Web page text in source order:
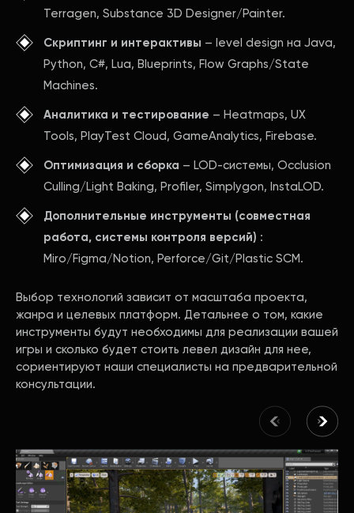
Terragen, Substance 3D Designer/Painter.
Скриптинг и интерактивы – level design на Java,
Python, C#, Lua, Blueprints, Flow Graphs/State
Machines.
Аналитика и тестирование – Heatmaps, UX
Tools, PlayTest Cloud, GameAnalytics, Firebase.
Оптимизация и сборка – LOD-системы, Occlusion
Culling/Light Baking, Profiler, Simplygon, InstaLOD.
Дополнительные инструменты (совместная
работа, системы контроля версий) :
Miro/Figma/Notion, Perforce/Git/Plastic SCM.
Выбор технологий зависит от масштаба проекта,
жанра и целевых платформ. Детальнее о том, какие
инструменты будут необходимы для реализации вашей
игры и сколько будет стоить левел дизайн для нее,
сориентируют наши специалисты на предварительной
консультации.